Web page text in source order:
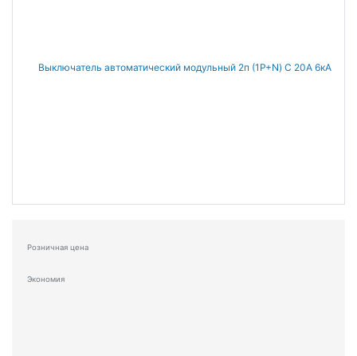
Розничная цена
Экономия